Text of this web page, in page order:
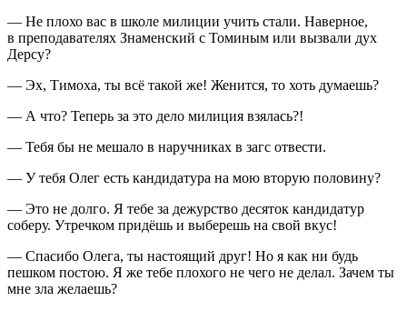
— Не плохо вас в школе милиции учить стали. Наверное,
в преподавателях Знаменский с Томиным или вызвали дух
Дерсу?
— Эх, Тимоха, ты всё такой же! Женится, то хоть думаешь?
— А что? Теперь за это дело милиция взялась?!
— Тебя бы не мешало в наручниках в загс отвести.
— У тебя Олег есть кандидатура на мою вторую половину?
— Это не долго. Я тебе за дежурство десяток кандидатур
соберу. Утречком придёшь и выберешь на свой вкус!
— Спасибо Олега, ты настоящий друг! Но я как ни будь
пешком постою. Я же тебе плохого не чего не делал. Зачем ты
мне зла желаешь?